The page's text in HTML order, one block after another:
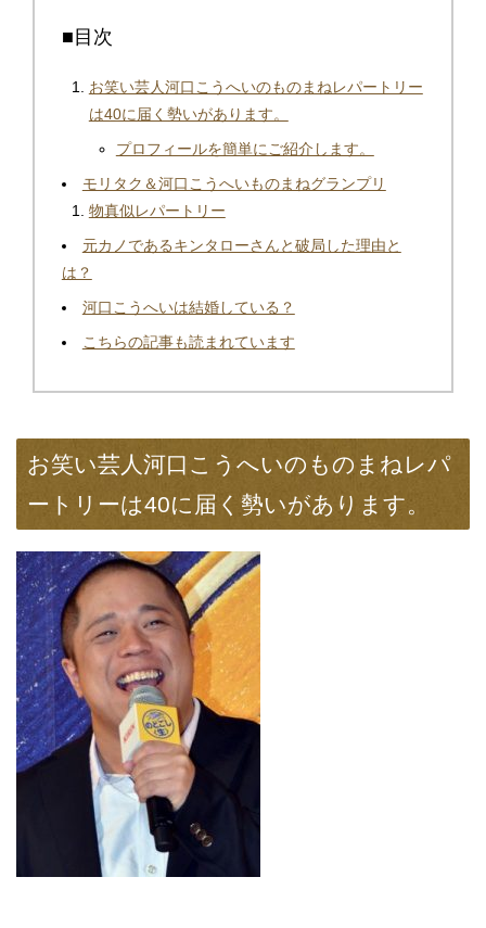
■目次
お笑い芸人河口こうへいのものまねレパートリー
は40に届く勢いがあります。
プロフィールを簡単にご紹介します。
モリタク＆河口こうへいものまねグランプリ
物真似レパートリー
元カノであるキンタローさんと破局した理由と
は？
河口こうへいは結婚している？
こちらの記事も読まれています
お笑い芸人河口こうへいのものまねレパ
ートリーは40に届く勢いがあります。